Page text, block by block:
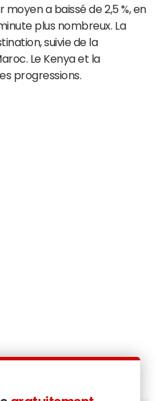
a baissé de 2,5 %, en
plus nombreux. La
suivie de la
Le Kenya et la
progressions.